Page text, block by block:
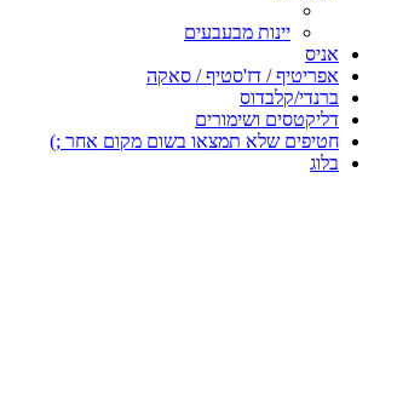
יינות מבעבעים
אניס
אפריטיף / דז'סטיף / סאקה
ברנדי/קלבדוס
דליקטסים ושימורים
חטיפים שלא תמצאו בשום מקום אחר ;)
בלוג